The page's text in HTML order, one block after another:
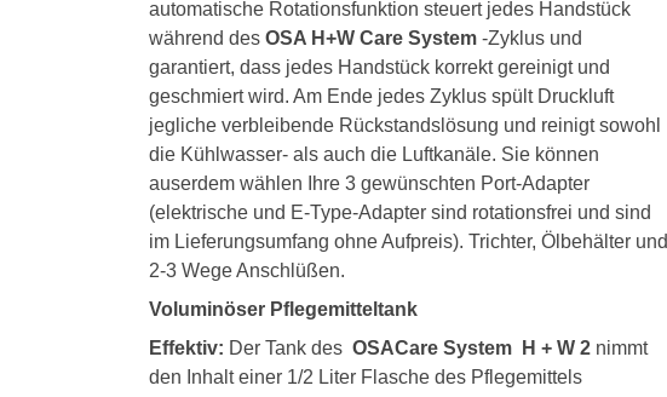
automatische Rotationsfunktion steuert jedes Handstück
während des OSA H+W Care System -Zyklus und
garantiert, dass jedes Handstück korrekt gereinigt und
geschmiert wird. Am Ende jedes Zyklus spült Druckluft
jegliche verbleibende Rückstandslösung und reinigt sowohl
die Kühlwasser- als auch die Luftkanäle. Sie können
auserdem wählen Ihre 3 gewünschten Port-Adapter
(elektrische und E-Type-Adapter sind rotationsfrei und sind
im Lieferungsumfang ohne Aufpreis). Trichter, Ölbehälter und
2-3 Wege Anschlüßen.
Voluminöser Pflegemitteltank
Effektiv: Der Tank des OSACare System H + W 2 nimmt
den Inhalt einer 1/2 Liter Flasche des Pflegemittels